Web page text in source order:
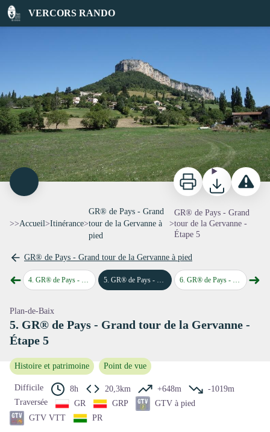
VERCORS RANDO
GR® de Pays - Grand tour de la Gervanne - Étape 5
Voir l'image en plein écran
ImprimerTéléchargerSignaler
>>Accueil>Itinérance>
GR® de Pays - Grand
tour de la Gervanne à
pied
>
GR® de Pays - Grand
tour de la Gervanne -
Étape 5
GR® de Pays - Grand tour de la Gervanne à pied
➜Étape précédente
4. GR® de Pays - Grand tour de la Gervanne - Étape 4 5 .GR® de Pays - Grand tour de la Gervanne - Étape 5 6. GR® de Pays - Grand tour de la Gervanne - Étape 6 7.
➜
Plan-de-Baix
5. GR® de Pays - Grand tour de la Gervanne -
Étape 5
Histoire et patrimoine Point de vue
Difficile 8h 20,3km +648m
-1019m
Traversée
GR GRP
GTV à pied
GTV VTT
PR